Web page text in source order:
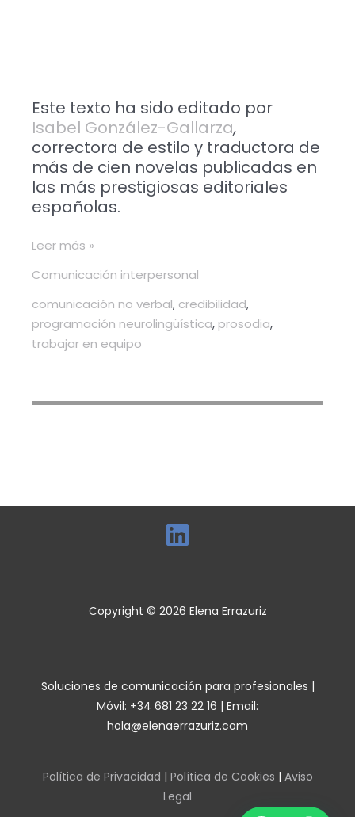
Este texto ha sido editado por
Isabel González-Gallarza,
correctora de estilo y traductora de
más de cien novelas publicadas en
las más prestigiosas editoriales
españolas.
Leer más »
Comunicación interpersonal
comunicación no verbal, credibilidad,
programación neurolingüística, prosodia,
trabajar en equipo
Copyright © 2026 Elena Errazuriz
Soluciones de comunicación para profesionales |
Móvil: +34 681 23 22 16 | Email:
hola@elenaerrazuriz.com
Política de Privacidad | Política de Cookies | Aviso
Legal